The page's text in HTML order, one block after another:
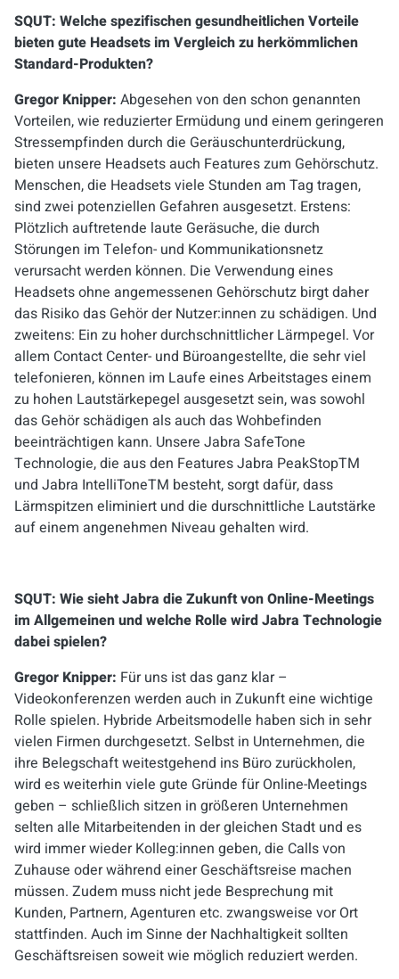
SQUT: Welche spezifischen gesundheitlichen Vorteile
bieten gute Headsets im Vergleich zu herkömmlichen
Standard-Produkten?
Gregor Knipper: Abgesehen von den schon genannten
Vorteilen, wie reduzierter Ermüdung und einem geringeren
Stressempfinden durch die Geräuschunterdrückung,
bieten unsere Headsets auch Features zum Gehörschutz.
Menschen, die Headsets viele Stunden am Tag tragen,
sind zwei potenziellen Gefahren ausgesetzt. Erstens:
Plötzlich auftretende laute Geräsuche, die durch
Störungen im Telefon- und Kommunikationsnetz
verursacht werden können. Die Verwendung eines
Headsets ohne angemessenen Gehörschutz birgt daher
das Risiko das Gehör der Nutzer:innen zu schädigen. Und
zweitens: Ein zu hoher durchschnittlicher Lärmpegel. Vor
allem Contact Center- und Büroangestellte, die sehr viel
telefonieren, können im Laufe eines Arbeitstages einem
zu hohen Lautstärkepegel ausgesetzt sein, was sowohl
das Gehör schädigen als auch das Wohbefinden
beeinträchtigen kann. Unsere Jabra SafeTone
Technologie, die aus den Features Jabra PeakStopTM
und Jabra IntelliToneTM besteht, sorgt dafür, dass
Lärmspitzen eliminiert und die durschnittliche Lautstärke
auf einem angenehmen Niveau gehalten wird.
SQUT: Wie sieht Jabra die Zukunft von Online-Meetings
im Allgemeinen und welche Rolle wird Jabra Technologie
dabei spielen?
Gregor Knipper: Für uns ist das ganz klar –
Videokonferenzen werden auch in Zukunft eine wichtige
Rolle spielen. Hybride Arbeitsmodelle haben sich in sehr
vielen Firmen durchgesetzt. Selbst in Unternehmen, die
ihre Belegschaft weitestgehend ins Büro zurückholen,
wird es weiterhin viele gute Gründe für Online-Meetings
geben – schließlich sitzen in größeren Unternehmen
selten alle Mitarbeitenden in der gleichen Stadt und es
wird immer wieder Kolleg:innen geben, die Calls von
Zuhause oder während einer Geschäftsreise machen
müssen. Zudem muss nicht jede Besprechung mit
Kunden, Partnern, Agenturen etc. zwangsweise vor Ort
stattfinden. Auch im Sinne der Nachhaltigkeit sollten
Geschäftsreisen soweit wie möglich reduziert werden.